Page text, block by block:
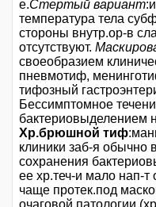
е.Стертый вариант
температура тела
стороны внутр.ор-в
отсутствуют.
своеобразием
пневмотиф,
тифозный
Бессимптомное
бактериовыделением
Хр.брюшной тиф
клиники заб-я обычно
сохранения
ее хр.теч-и мало нап-
чаще протек.под